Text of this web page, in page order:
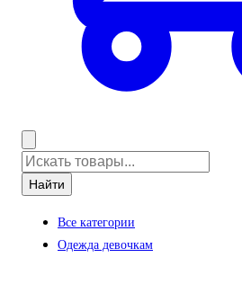
Найти
Все категории
Одежда девочкам